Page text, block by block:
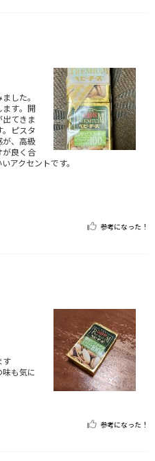
した。
す。開
てきま
。ピスタ
、高級
が良く合
アクセントです。
参考になった！
す
も気に
参考になった！